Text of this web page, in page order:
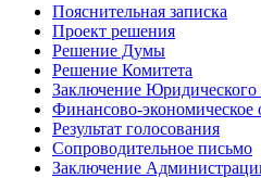
Пояснительная записка
Проект решения
Решение Думы
Решение Комитета
Заключение Юридического
Финансово-экономическое
Результат голосования
Сопроводительное письмо
Заключение